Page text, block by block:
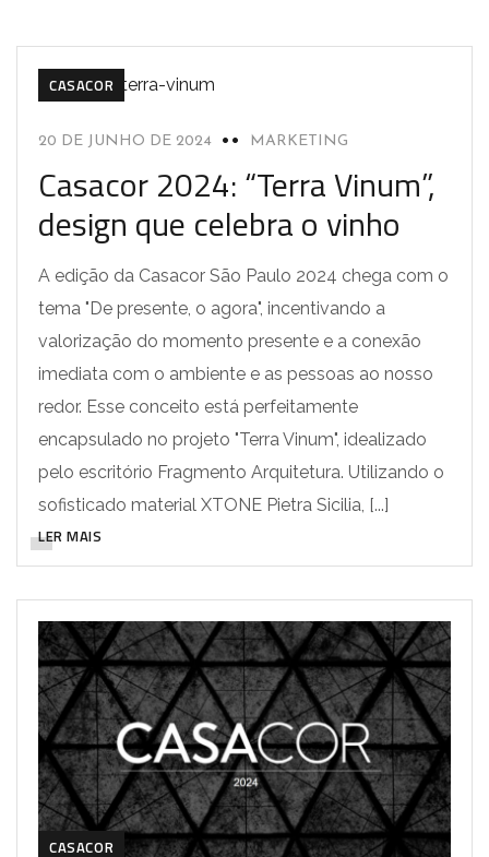
CASACOR
20 DE JUNHO DE 2024 MARKETING
Casacor 2024: “Terra Vinum”,
design que celebra o vinho
A edição da Casacor São Paulo 2024 chega com o
tema "De presente, o agora", incentivando a
valorização do momento presente e a conexão
imediata com o ambiente e as pessoas ao nosso
redor. Esse conceito está perfeitamente
encapsulado no projeto "Terra Vinum", idealizado
pelo escritório Fragmento Arquitetura. Utilizando o
sofisticado material XTONE Pietra Sicilia, [...]
LER MAIS
CASACOR